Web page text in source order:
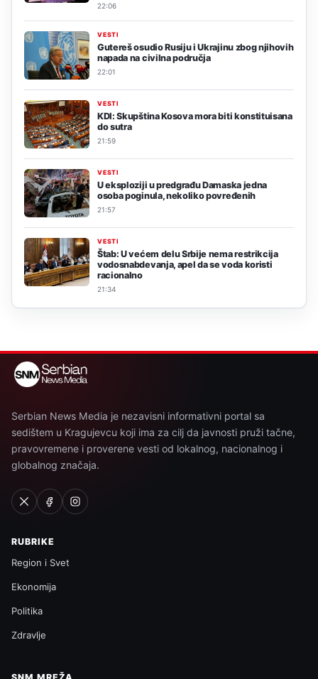
22:06
VESTI
Gutereš osudio Rusiju i Ukrajinu zbog njihovih
napada na civilna područja
22:01
VESTI
KDI: Skupština Kosova mora biti konstituisana
do sutra
21:59
VESTI
U eksploziji u predgrađu Damaska jedna
osoba poginula, nekoliko povređenih
21:57
VESTI
Štab: U većem delu Srbije nema restrikcija
vodosnabdevanja, apel da se voda koristi
racionalno
21:34
Serbian News Media je nezavisni informativni portal sa
sedištem u Kragujevcu koji ima za cilj da javnosti pruži tačne,
pravovremene i proverene vesti od lokalnog, nacionalnog i
globalnog značaja.
RUBRIKE
Region i Svet
Ekonomija
Politika
Zdravlje